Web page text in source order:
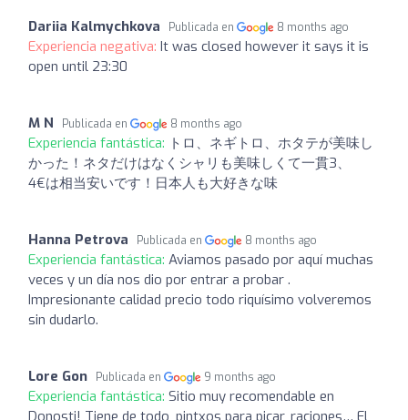
Dariia Kalmychkova Publicada en 8 months ago
Experiencia negativa: It was closed however it says it is
open until 23:30
M N Publicada en 8 months ago
Experiencia fantástica: トロ、ネギトロ、ホタテが美味し
かった！ネタだけはなくシャリも美味しくて一貫3、
4€は相当安いです！日本人も大好きな味
Hanna Petrova Publicada en 8 months ago
Experiencia fantástica: Aviamos pasado por aquí muchas
veces y un día nos dio por entrar a probar .
Impresionante calidad precio todo riquísimo volveremos
sin dudarlo.
Lore Gon Publicada en 9 months ago
Experiencia fantástica: Sitio muy recomendable en
Donosti! Tiene de todo, pintxos para picar, raciones… El